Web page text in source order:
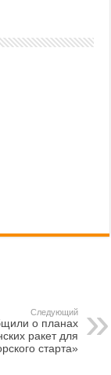
Следующий
о планах
ракет для
старта»